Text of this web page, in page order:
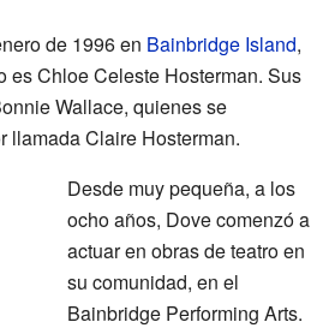
de 1996 en Bainbridge Island,
es Chloe Celeste Hosterman. Sus
Wallace, quienes se
llamada Claire Hosterman.
Desde muy pequeña, a los
ocho años, Dove comenzó a
actuar en obras de teatro en
su comunidad, en el
Bainbridge Performing Arts.